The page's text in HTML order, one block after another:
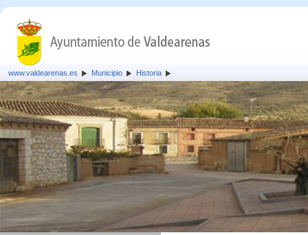
www.valdearenas.es Municipio Historia